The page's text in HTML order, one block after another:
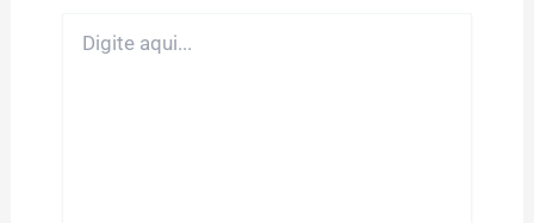
aqui...